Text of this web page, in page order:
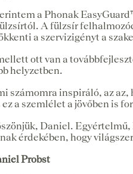
a Phonak
A fülzsír
a szervizigényt a
ott van a
helyzetben.
számomra inspiráló, az
ez a szemlélet a jövőben is
Daniel.
érdekében, hogy
Probst